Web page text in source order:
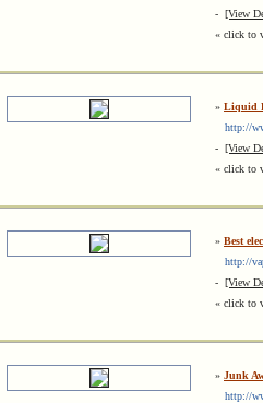
- [View
« click to
» Liquid
http://
- [View
« click to
» Best
http://
- [View
« click to
» Junk
http://